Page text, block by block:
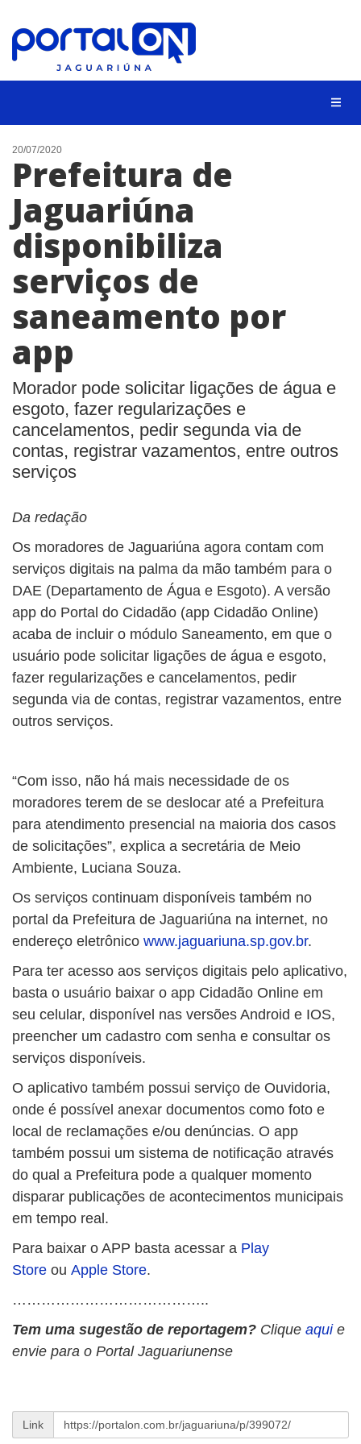
NOTÍCIAS
LISTA DIGITAL
CONTATO
ANUNCIE
20/07/2020
Prefeitura de
Jaguariúna
disponibiliza
serviços de
saneamento por
app
Morador pode solicitar ligações de água e
esgoto, fazer regularizações e
cancelamentos, pedir segunda via de
contas, registrar vazamentos, entre outros
serviços
Da redação
Os moradores de Jaguariúna agora contam com
serviços digitais na palma da mão também para o
DAE (Departamento de Água e Esgoto). A versão
app do Portal do Cidadão (app Cidadão Online)
acaba de incluir o módulo Saneamento, em que o
usuário pode solicitar ligações de água e esgoto,
fazer regularizações e cancelamentos, pedir
segunda via de contas, registrar vazamentos, entre
outros serviços.
“Com isso, não há mais necessidade de os
moradores terem de se deslocar até a Prefeitura
para atendimento presencial na maioria dos casos
de solicitações”, explica a secretária de Meio
Ambiente, Luciana Souza.
Os serviços continuam disponíveis também no
portal da Prefeitura de Jaguariúna na internet, no
endereço eletrônico www.jaguariuna.sp.gov.br.
Para ter acesso aos serviços digitais pelo aplicativo,
basta o usuário baixar o app Cidadão Online em
seu celular, disponível nas versões Android e IOS,
preencher um cadastro com senha e consultar os
serviços disponíveis.
O aplicativo também possui serviço de Ouvidoria,
onde é possível anexar documentos como foto e
local de reclamações e/ou denúncias. O app
também possui um sistema de notificação através
do qual a Prefeitura pode a qualquer momento
disparar publicações de acontecimentos municipais
em tempo real.
Para baixar o APP basta acessar a Play
Store ou Apple Store.
…………………………………..
Tem uma sugestão de reportagem? Clique aqui e
envie para o Portal Jaguariunense
Link